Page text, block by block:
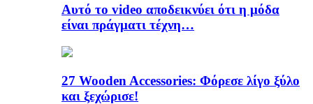
Αυτό το video αποδεικνύει ότι η μόδα
είναι πράγματι τέχνη…
27 Wooden Accessories: Φόρεσε λίγο ξύλο
και ξεχώρισε!